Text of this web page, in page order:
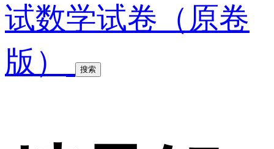
试数学试卷（原卷
版）
搜索